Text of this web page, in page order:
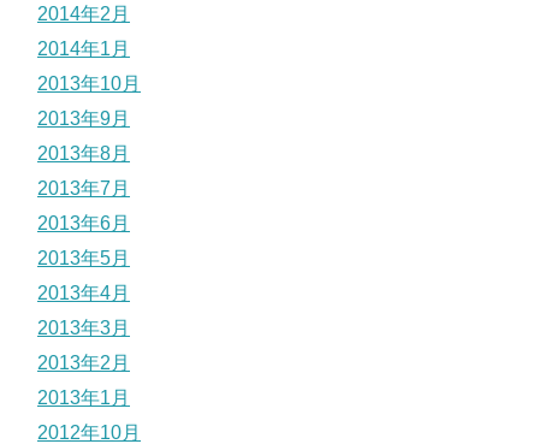
2014年2月
2014年1月
2013年10月
2013年9月
2013年8月
2013年7月
2013年6月
2013年5月
2013年4月
2013年3月
2013年2月
2013年1月
2012年10月